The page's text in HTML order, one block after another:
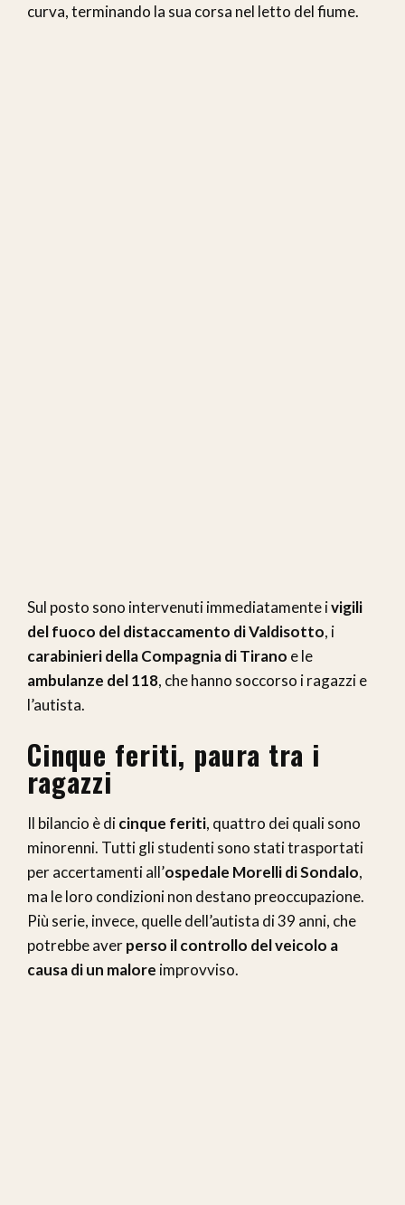
curva, terminando la sua corsa nel letto del fiume.
Sul posto sono intervenuti immediatamente ivigili
del fuoco del distaccamento di Valdisotto, i
carabinieri della Compagnia di Tirano e le
ambulanze del 118, che hanno soccorso i ragazzi e
l’autista.
Cinque feriti, paura tra i
ragazzi
Il bilancio è dicinque feriti, quattro dei quali sono
minorenni. Tutti gli studenti sono stati trasportati
per accertamenti all’ospedale Morelli di Sondalo,
ma le loro condizioni non destano preoccupazione.
Più serie, invece, quelle dell’autista di 39 anni, che
potrebbe averperso il controllo del veicolo a
causa di un malore improvviso.